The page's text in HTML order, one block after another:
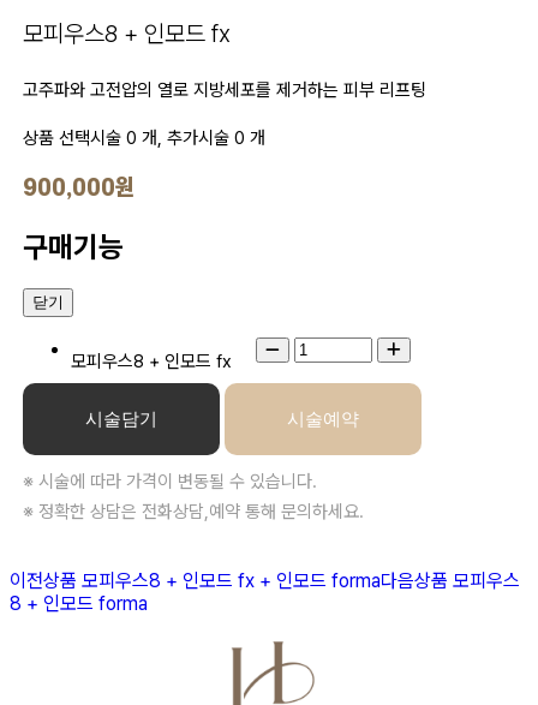
모피우스8 + 인모드 fx
고주파와 고전압의 열로 지방세포를 제거하는 피부 리프팅
상품 선택시술 0 개, 추가시술 0 개
900,000원
구매기능
닫기
모피우스8 + 인모드 fx
시술담기 시술예약
※ 시술에 따라 가격이 변동될 수 있습니다.
※ 정확한 상담은 전화상담,예약 통해 문의하세요.
이전상품 모피우스8 + 인모드 fx + 인모드 forma다음상품 모피우스
8 + 인모드 forma